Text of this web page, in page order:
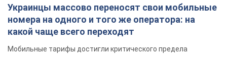
Украинцы массово переносят свои мобильные
номера на одного и того же оператора: на
какой чаще всего переходят
Мобильные тарифы достигли критического предела